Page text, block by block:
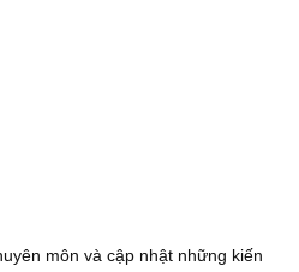
môn và cập nhật những kiến